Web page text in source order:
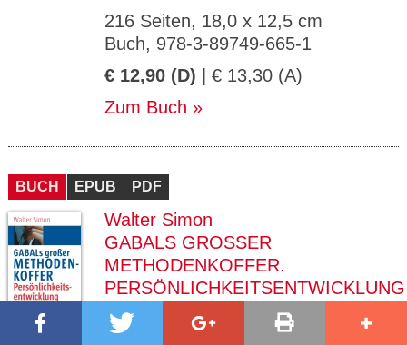
216 Seiten, 18,0 x 12,5 cm
Buch, 978-3-89749-665-1
€ 12,90 (D) | € 13,30 (A)
Zum Buch
BUCH EPUB PDF
Walter Simon
GABALS GROSSER M
ETHODENKOFFER. P
ERSÖNLICHKEITSENTWICKLUNG
Erscheinungstermin:01.04.2007